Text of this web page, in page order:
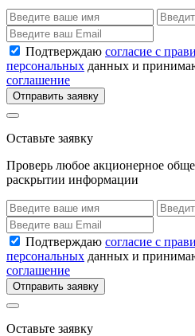
Подтверждаю согласие с
персональных данных и
соглашение
Отправить заявку
Оставьте заявку
Проверь любое акционерное
раскрытии информации
Подтверждаю согласие с
персональных данных и
соглашение
Отправить заявку
Оставьте заявку